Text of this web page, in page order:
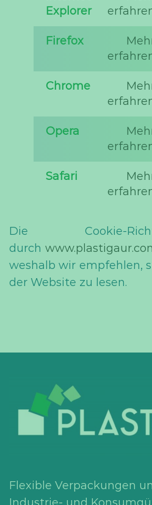
Explorer
Firefox
Chrome
Opera
Safari
Die Cookie-
durch
weshalb wir empfehlen,
der Website zu lesen.
Flexible Verpackungen